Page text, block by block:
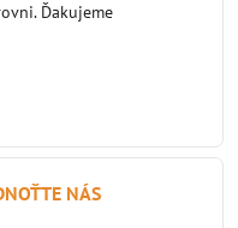
Ďakujeme
NÁS